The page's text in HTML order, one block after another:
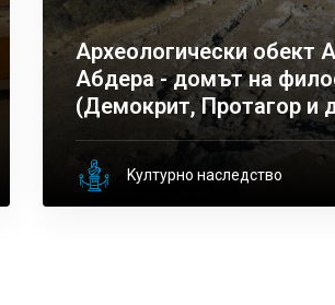
Археологически обект
Абдера - домът на
(Демокрит, Протагор и
Kултурно наследство